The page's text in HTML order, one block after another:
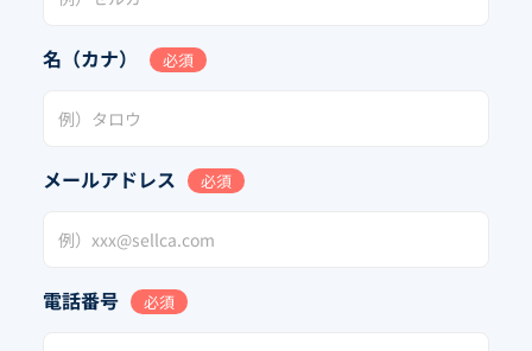
名（カナ） 必須
メールアドレス 必須
電話番号 必須